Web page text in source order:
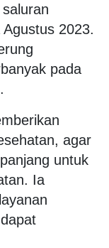
2023.
pada
agar
untuk
Ia